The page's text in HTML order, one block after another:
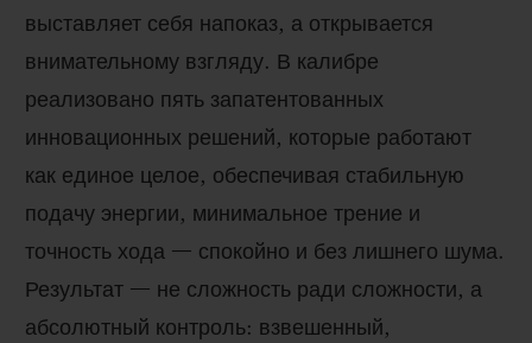
выставляет себя напоказ, а открывается
внимательному взгляду. В калибре
реализовано пять запатентованных
инновационных решений, которые работают
как единое целое, обеспечивая стабильную
подачу энергии, минимальное трение и
точность хода — спокойно и без лишнего шума.
Результат — не сложность ради сложности, а
абсолютный контроль: взвешенный,